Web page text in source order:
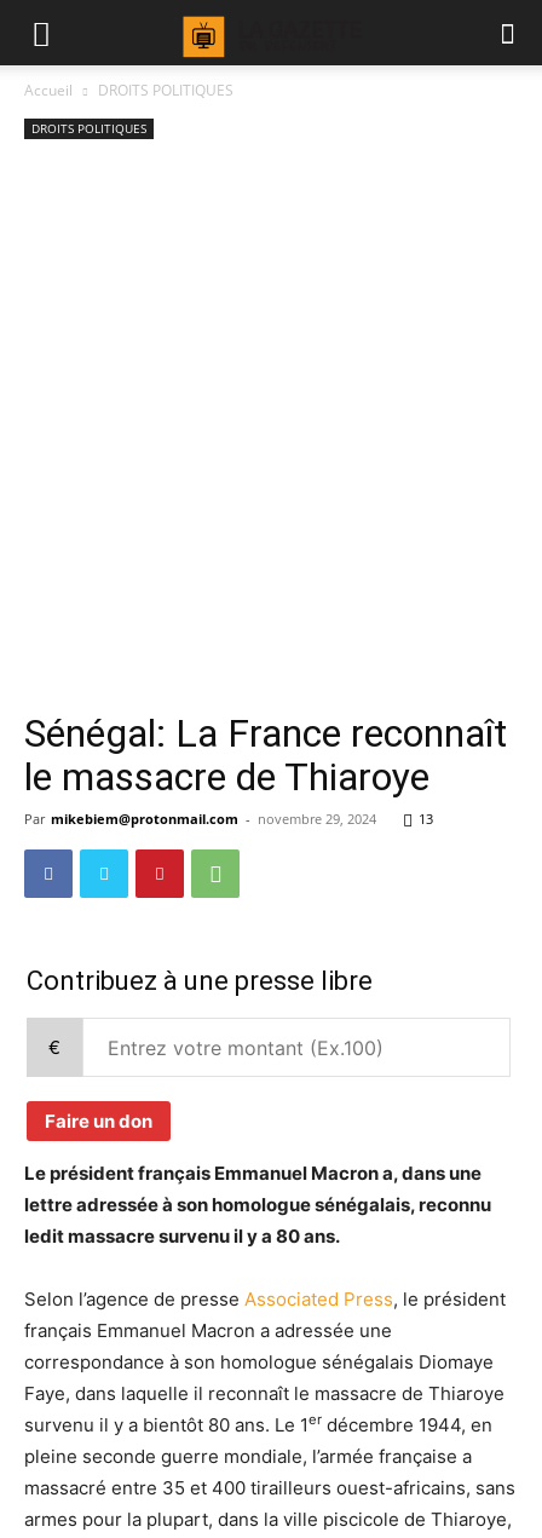
Accueil DROITS POLITIQUES
DROITS POLITIQUES
Sénégal: La France reconnaît
le massacre de Thiaroye
Par mikebiem@protonmail.com - novembre 29, 2024 13
Contribuez à une presse libre
€
Faire un don
Le président français Emmanuel Macron a, dans une
lettre adressée à son homologue sénégalais, reconnu
ledit massacre survenu il y a 80 ans.
Selon l’agence de presse Associated Press, le président
français Emmanuel Macron a adressée une
correspondance à son homologue sénégalais Diomaye
Faye, dans laquelle il reconnaît le massacre de Thiaroye
survenu il y a bientôt 80 ans. Le 1er décembre 1944, en
pleine seconde guerre mondiale, l’armée française a
massacré entre 35 et 400 tirailleurs ouest-africains, sans
armes pour la plupart, dans la ville piscicole de Thiaroye,